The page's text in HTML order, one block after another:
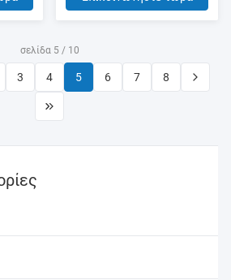
σελίδα 5 / 10
3 4 5 6 7 8